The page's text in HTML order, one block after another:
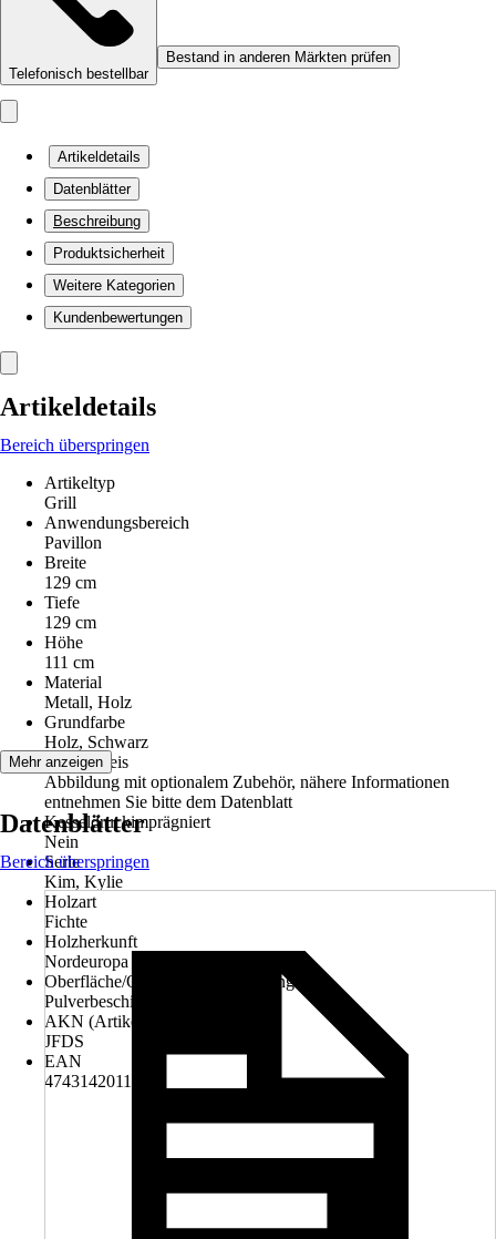
Telefonisch bestellbar
Bestand in anderen Märkten prüfen
Artikeldetails
Datenblätter
Beschreibung
Produktsicherheit
Weitere Kategorien
Kundenbewertungen
Artikeldetails
Bereich überspringen
Artikeltyp
Grill
Anwendungsbereich
Pavillon
Breite
129 cm
Tiefe
129 cm
Höhe
111 cm
Material
Metall, Holz
Grundfarbe
Holz, Schwarz
Bildhinweis
Abbildung mit optionalem Zubehör, nähere Informationen
entnehmen Sie bitte dem Datenblatt
Kesseldruckimprägniert
Nein
Serie
Kim, Kylie
Holzart
Fichte
Holzherkunft
Nordeuropa
Oberfläche/Oberflächenbehandlung
Pulverbeschichtet, Unbehandelt
AKN (Artikelkurznummer)
JFDS
EAN
4743142011119
Mehr anzeigen
Datenblätter
Bereich überspringen